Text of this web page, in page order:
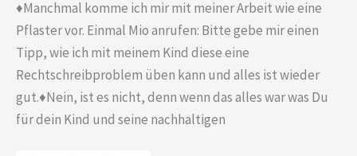
♦️Manchmal komme ich mir mit meiner Arbeit wie eine
Pflaster vor. Einmal Mio anrufen: Bitte gebe mir einen
Tipp, wie ich mit meinem Kind diese eine
Rechtschreibproblem üben kann und alles ist wieder
gut.♦️Nein, ist es nicht, denn wenn das alles war was Du
für dein Kind und seine nachhaltigen
ganzheitliche
Überwindung?